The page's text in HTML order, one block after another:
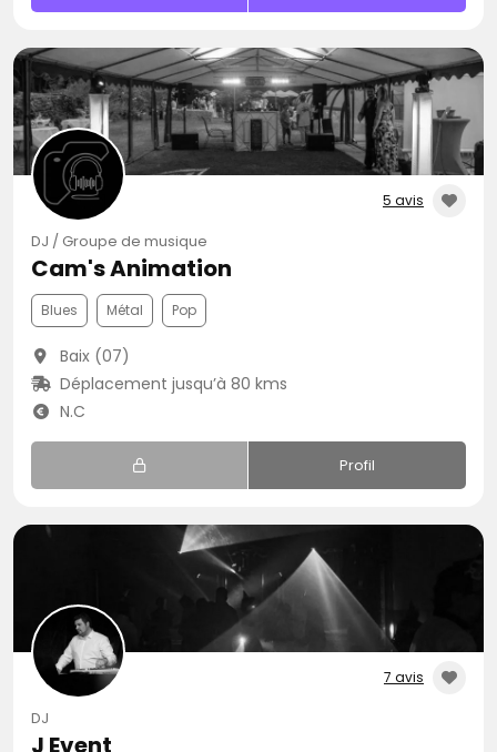
5 avis
DJ / Groupe de musique
Cam's Animation
Blues Métal Pop
Baix (07)
Déplacement jusqu’à 80 kms
N.C
Profil
7 avis
DJ
J Event